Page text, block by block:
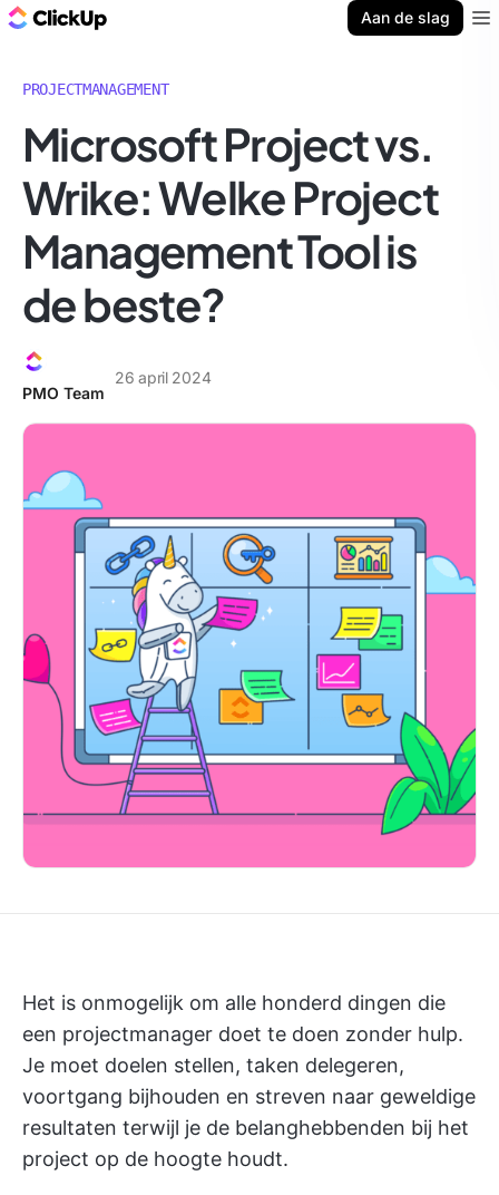
Aan de slag
PROJECTMANAGEMENT
Microsoft Project vs.
Wrike: Welke Project
Management Tool is
de beste?
PMO Team
26 april 2024
Het is onmogelijk om alle honderd dingen die
een projectmanager doet te doen zonder hulp.
Je moet doelen stellen, taken delegeren,
voortgang bijhouden en streven naar geweldige
resultaten terwijl je de belanghebbenden bij het
project op de hoogte houdt.